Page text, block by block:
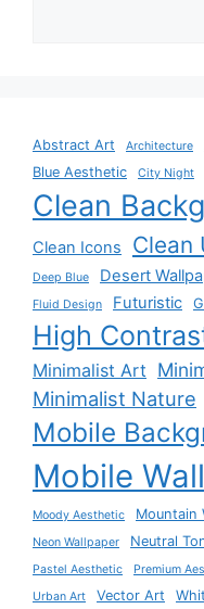
Abstract Art Architecture
Blue Aesthetic
City Night
Clean
Clean Icons Clean
Deep Blue Desert
Fluid Design
Futuristic
High
Minimalist Art
Minimalist Nature
Mobile
Mobile
Moody Aesthetic Mountain
Neon Wallpaper Neutral
Pastel Aesthetic Premium
Urban Art
Vector Art